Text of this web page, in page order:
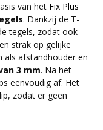
van het Fix Plus
. Dankzij de T-
tegels, zodat ook
strak op gelijke
als afstandhouder en
3 mm. Na het
eenvoudig af. Het
zodat er geen